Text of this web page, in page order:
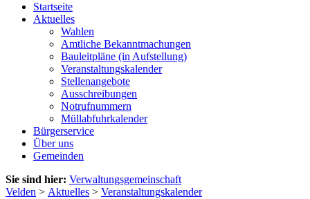
Startseite
Aktuelles
Wahlen
Amtliche Bekanntmachungen
Bauleitpläne (in Aufstellung)
Veranstaltungskalender
Stellenangebote
Ausschreibungen
Notrufnummern
Müllabfuhrkalender
Bürgerservice
Über uns
Gemeinden
Sie sind hier: Verwaltungsgemeinschaft
Velden > Aktuelles > Veranstaltungskalender